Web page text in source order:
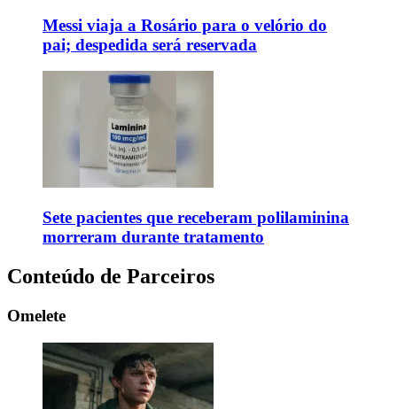
Messi viaja a Rosário para o velório do
pai; despedida será reservada
Sete pacientes que receberam polilaminina
morreram durante tratamento
Conteúdo de Parceiros
Omelete